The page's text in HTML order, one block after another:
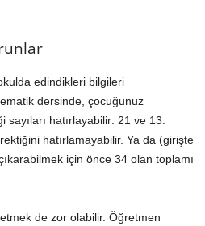
edindikleri bilgileri
dersinde, çocuğunuz
hatırlayabilir: 21 ve 13.
hatırlamayabilir. Ya da (girişte
için önce 34 olan toplamı
de zor olabilir. Öğretmen